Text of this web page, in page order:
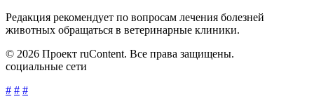
Редакция рекомендует по вопросам лечения болезней
животных обращаться в ветеринарные клиники.
© 2026 Проект ruContent. Все права защищены.
социальные сети
# # #